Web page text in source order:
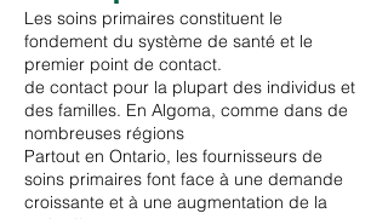
Les soins primaires constituent le
fondement du système de santé et le
premier point de contact.
de contact pour la plupart des individus et
des familles. En Algoma, comme dans de
nombreuses régions
Partout en Ontario, les fournisseurs de
soins primaires font face à une demande
croissante et à une augmentation de la